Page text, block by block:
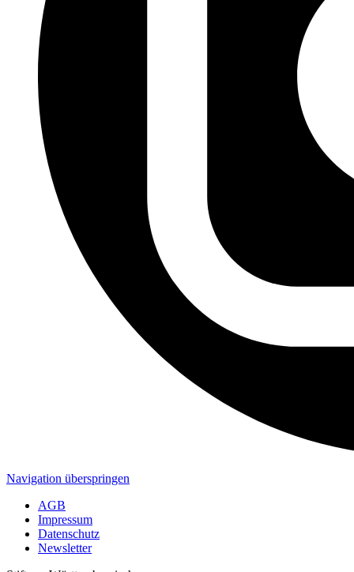
Navigation überspringen
AGB
Impressum
Datenschutz
Newsletter